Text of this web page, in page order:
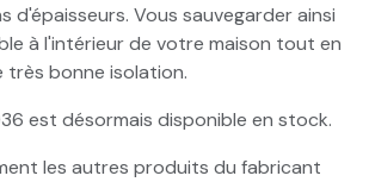
d'épaisseurs. Vous sauvegarder ainsi
à l'intérieur de votre maison tout en
bonne isolation.
est désormais disponible en stock.
les autres produits du fabricant